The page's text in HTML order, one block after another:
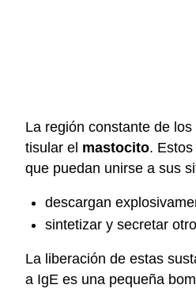
La región constante de
tisular el mastocito.
que puedan unirse a sus
descargan
sintetizar y secretar
La liberación de estas
a IgE es una pequeña